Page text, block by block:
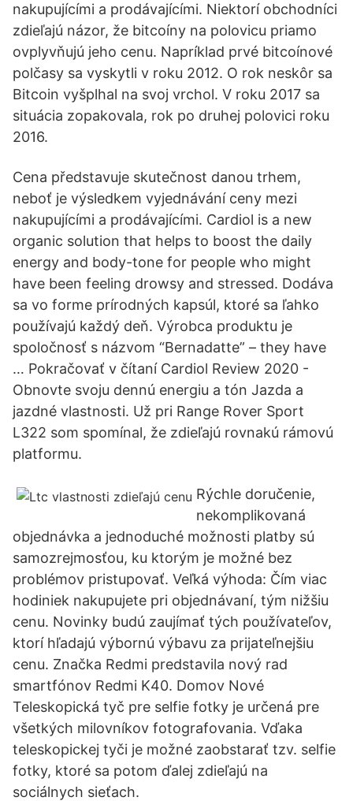
nakupujícími a prodávajícími. Niektorí obchodníci
zdieľajú názor, že bitcoíny na polovicu priamo
ovplyvňujú jeho cenu. Napríklad prvé bitcoínové
polčasy sa vyskytli v roku 2012. O rok neskôr sa
Bitcoin vyšplhal na svoj vrchol. V roku 2017 sa
situácia zopakovala, rok po druhej polovici roku
2016.
Cena představuje skutečnost danou trhem,
neboť je výsledkem vyjednávání ceny mezi
nakupujícími a prodávajícími. Cardiol is a new
organic solution that helps to boost the daily
energy and body-tone for people who might
have been feeling drowsy and stressed. Dodáva
sa vo forme prírodných kapsúl, ktoré sa ľahko
používajú každý deň. Výrobca produktu je
spoločnosť s názvom “Bernadatte” – they have
… Pokračovať v čítaní Cardiol Review 2020 -
Obnovte svoju dennú energiu a tón Jazda a
jazdné vlastnosti. Už pri Range Rover Sport
L322 som spomínal, že zdieľajú rovnakú rámovú
platformu.
Rýchle doručenie,
nekomplikovaná
objednávka a jednoduché možnosti platby sú
samozrejmosťou, ku ktorým je možné bez
problémov pristupovať. Veľká výhoda: Čím viac
hodiniek nakupujete pri objednávaní, tým nižšiu
cenu. Novinky budú zaujímať tých používateľov,
ktorí hľadajú výbornú výbavu za prijateľnejšiu
cenu. Značka Redmi predstavila nový rad
smartfónov Redmi K40. Domov Nové
Teleskopická tyč pre selfie fotky je určená pre
všetkých milovníkov fotografovania. Vďaka
teleskopickej tyči je možné zaobstarať tzv. selfie
fotky, ktoré sa potom ďalej zdieľajú na
sociálnych sieťach.